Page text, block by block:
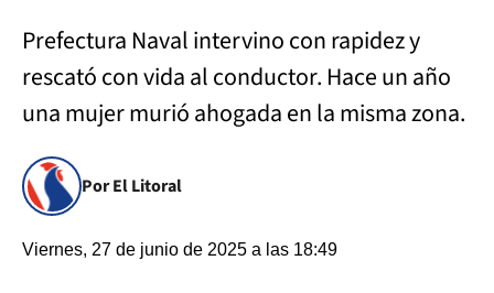
Prefectura Naval intervino con rapidez y
rescató con vida al conductor. Hace un año
una mujer murió ahogada en la misma zona.
Por El Litoral
Viernes, 27 de junio de 2025 a las 18:49